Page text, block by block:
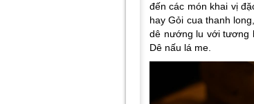
đến các món khai vị
hay Gỏi cua thanh
dê nướng lu với tương
Dê nấu lá me.